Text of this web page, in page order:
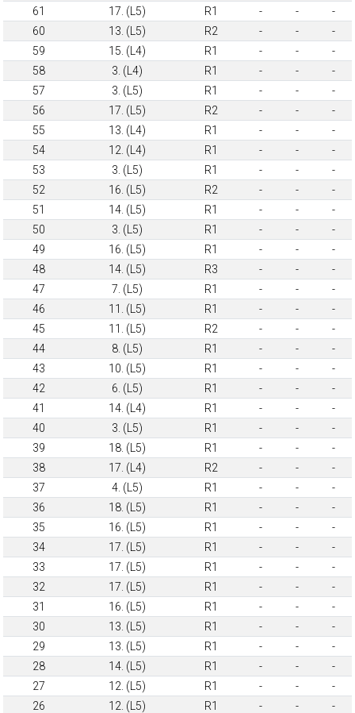
61
17. (L5) R1 - -
-
60
13. (L5) R2 - -
-
59
15. (L4) R1 - -
-
58
3. (L4) R1 - -
-
57
3. (L5) R1 - -
-
56
17. (L5) R2 - -
-
55
13. (L4) R1 - -
-
54
12. (L4) R1 - -
-
53
3. (L5) R1 - -
-
52
16. (L5) R2 - -
-
51
14. (L5) R1 - -
-
50
3. (L5) R1 - -
-
49
16. (L5) R1 - -
-
48
14. (L5) R3 - -
-
47
7. (L5) R1 - -
-
46
11. (L5) R1 - -
-
45
11. (L5) R2 - -
-
44
8. (L5) R1 - -
-
43
10. (L5) R1 - -
-
42
6. (L5) R1 - -
-
41
14. (L4) R1 - -
-
40
3. (L5) R1 - -
-
39
18. (L5) R1 - -
-
38
17. (L4) R2 - -
-
37
4. (L5) R1 - -
-
36
18. (L5) R1 - -
-
35
16. (L5) R1 - -
-
34
17. (L5) R1 - -
-
33
17. (L5) R1 - -
-
32
17. (L5) R1 - -
-
31
16. (L5) R1 - -
-
30
13. (L5) R1 - -
-
29
13. (L5) R1 - -
-
28
14. (L5) R1 - -
-
27
12. (L5) R1 - -
-
26
12. (L5) R1 - -
-